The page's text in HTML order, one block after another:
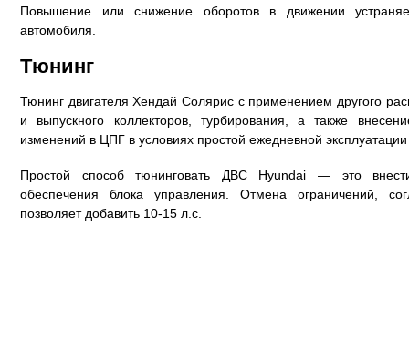
Повышение или снижение оборотов в движении
автомобиля.
Тюнинг
Тюнинг двигателя Хендай Солярис с применением другого
и выпускного коллекторов, турбирования, а также
изменений в ЦПГ в условиях простой ежедневной
Простой способ тюнинговать ДВС Hyundai — это
обеспечения блока управления. Отмена ограничений,
позволяет добавить 10-15 л.с.